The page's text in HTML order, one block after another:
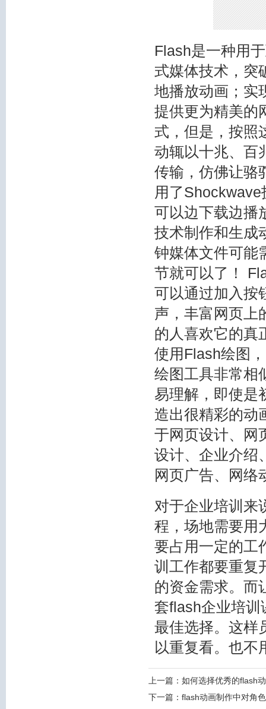
Flash是一种用
式媒体技术，突
地播放动画；实
提供更为精美的
式，但是，按照
动辄以十兆、百
传输，仿佛让骆
用了Shockwave
可以边下载边播
技术制作和生成
钟媒体文件可能
节就可以了！
可以通过加入按
声，丰富网页上
的人喜欢它的真
使用Flash绘图
绘图工具非常相
易理解，即使是
造出很精彩的动
于网页设计、网
设计、企业介绍
网页广告、网络
对于企业培训来
程，场地需要用
要占用一定的工
训工作都要重复
的资金需求。而
套flash企业培训
最佳选择。这样
以重复看。也不
上一篇： 如何选择优秀的flash
下一篇： flash动画制作中对角